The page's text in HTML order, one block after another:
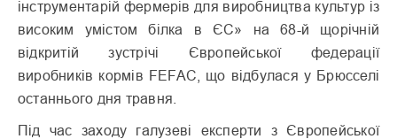
інструментарій фермерів для виробництва культур із
високим умістом білка в ЄС» на 68-й щорічній
відкритій зустрічі Європейської федерації
виробників кормів FEFAC, що відбулася у Брюсселі
останнього дня травня.
Під час заходу галузеві експерти з Європейської